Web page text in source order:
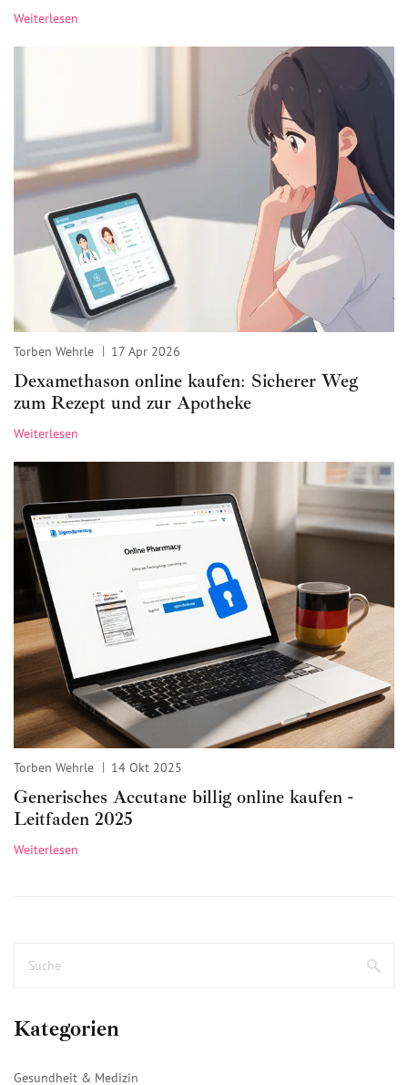
Weiterlesen
Torben Wehrle 17 Apr 2026
Dexamethason online kaufen: Sicherer Weg
zum Rezept und zur Apotheke
Weiterlesen
Torben Wehrle 14 Okt 2025
Generisches Accutane billig online kaufen -
Leitfaden 2025
Weiterlesen
Kategorien
Gesundheit & Medizin